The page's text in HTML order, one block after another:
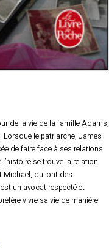
de la vie de la famille Adams,
Lorsque le patriarche, James
de faire face à ses relations
se trouve la relation
Michael, qui ont des
un avocat respecté et
vivre sa vie de manière